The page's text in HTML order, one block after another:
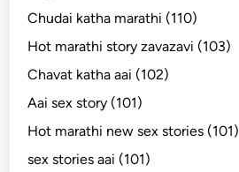
Chudai katha marathi (110)
Hot marathi story zavazavi (103)
Chavat katha aai (102)
Aai sex story (101)
Hot marathi new sex stories (101)
sex stories aai (101)